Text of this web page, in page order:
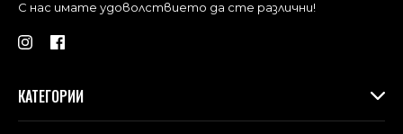
С нас имате удоволствието да сте различни!
КАТЕГОРИИ